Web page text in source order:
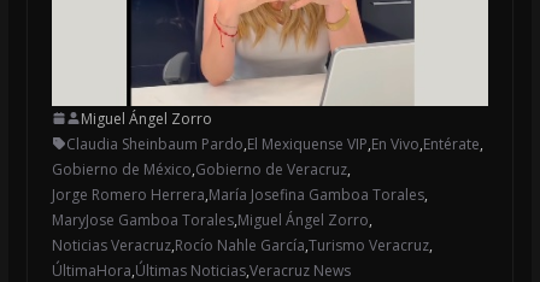
Miguel Ángel Zorro
Claudia Sheinbaum Pardo,El Mexiquense VIP,En Vivo,Entérate,
Gobierno de México,Gobierno de Veracruz,
Jorge Romero Herrera,María Josefina Gamboa Torales,
MaryJose Gamboa Torales,Miguel Ángel Zorro,
Noticias Veracruz,Rocío Nahle García,Turismo Veracruz,
ÚltimaHora,Últimas Noticias,Veracruz News